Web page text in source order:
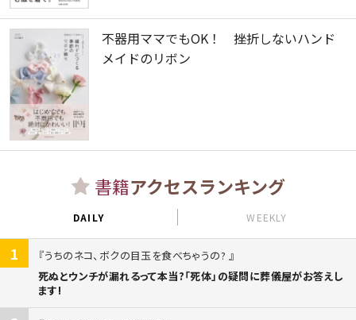
不器用ママでもOK！ 挫折しないハンド
メイドのリボン
書籍アクセスランキング
DAILY WEEKLY
1
うちのネコ、ボクの目玉を食べちゃうの?
死ぬとウンチが漏れるって本当?「死体」の疑問に葬儀屋がお答えし
ます!